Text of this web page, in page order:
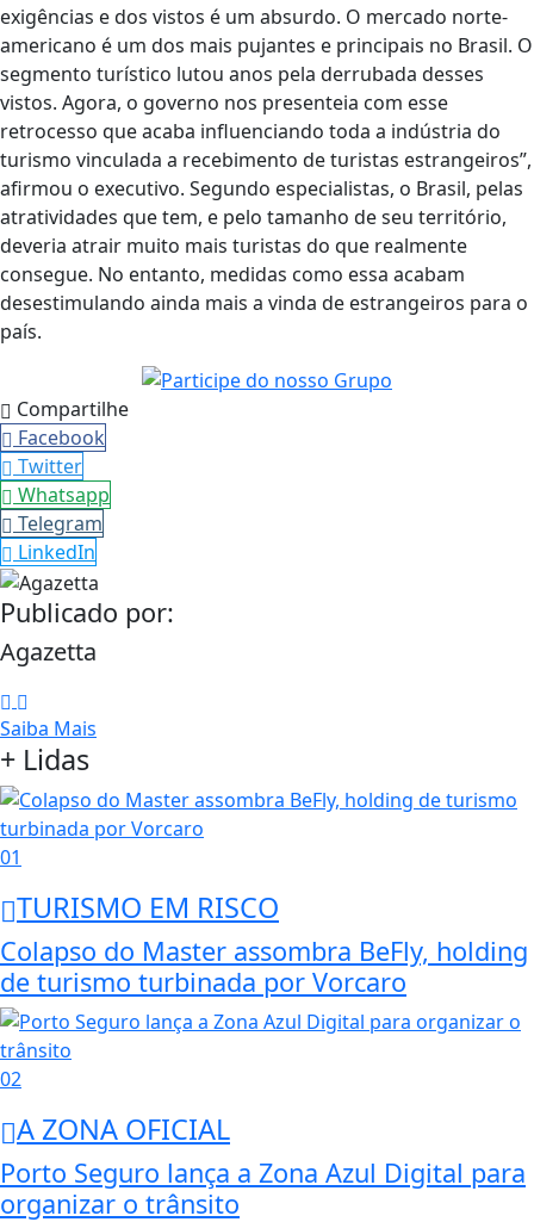
exigências e dos vistos é um absurdo. O mercado norte-
americano é um dos mais pujantes e principais no Brasil. O
segmento turístico lutou anos pela derrubada desses
vistos. Agora, o governo nos presenteia com esse
retrocesso que acaba influenciando toda a indústria do
turismo vinculada a recebimento de turistas estrangeiros”,
afirmou o executivo. Segundo especialistas, o Brasil, pelas
atratividades que tem, e pelo tamanho de seu território,
deveria atrair muito mais turistas do que realmente
consegue. No entanto, medidas como essa acabam
desestimulando ainda mais a vinda de estrangeiros para o
país.
Compartilhe
Facebook
Twitter
Whatsapp
Telegram
LinkedIn
Publicado por:
Agazetta
Saiba Mais
+ Lidas
01
TURISMO EM RISCO
Colapso do Master assombra BeFly, holding
de turismo turbinada por Vorcaro
02
A ZONA OFICIAL
Porto Seguro lança a Zona Azul Digital para
organizar o trânsito